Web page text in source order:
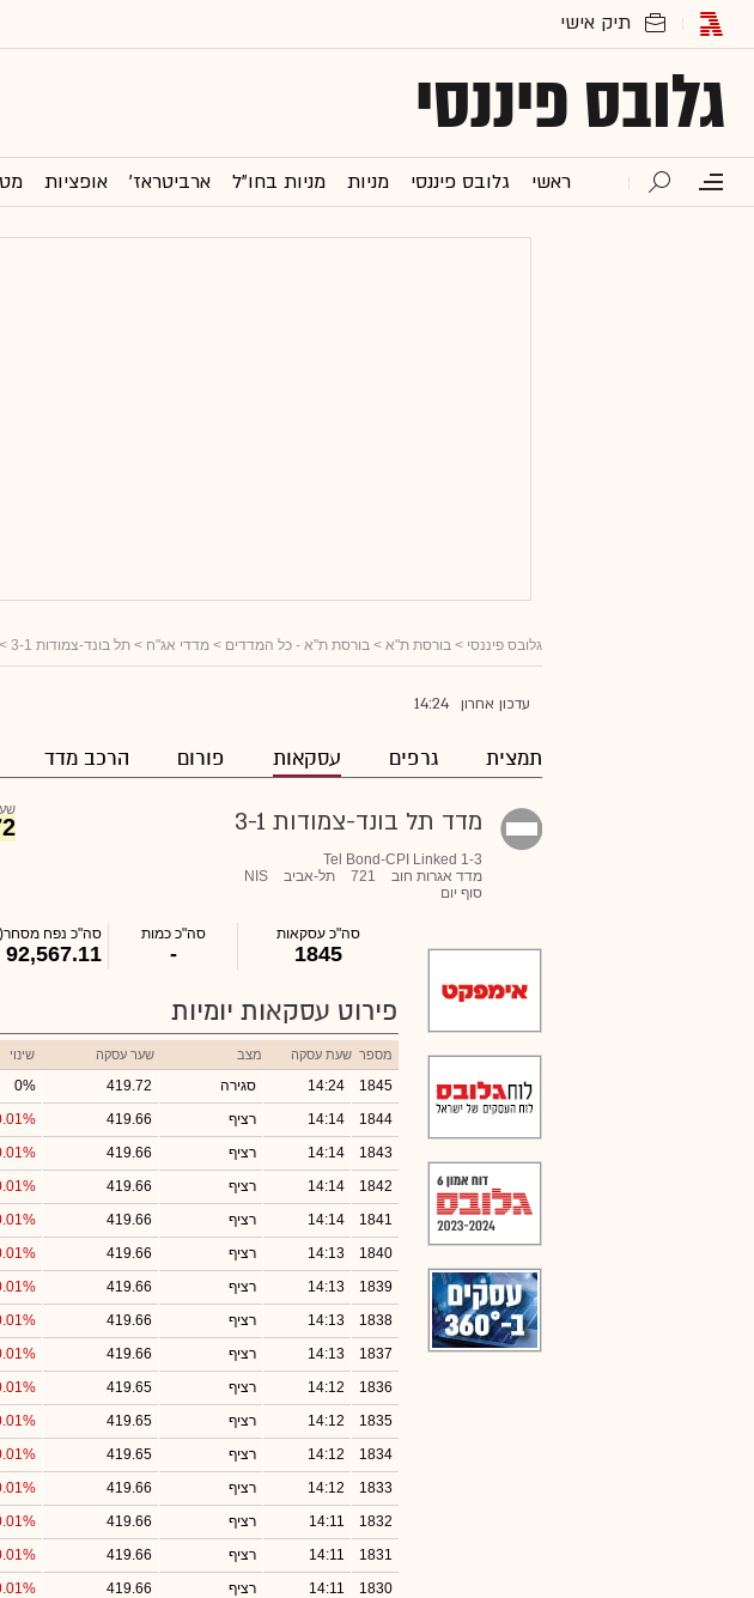
גלובס פיננסי
ראשי גלובס פיננסי מניות מניות בחו"ל ארביטראז' אופציות
גלובס פיננסי > בורסת ת"א > בורסת ת"א - כל המדדים > מדדי אג"ח > תל בונד-צמודות 3-1
עדכון אחרון 14:24
תמצית גרפים עסקאות פורום הרכב מדד
מדד תל בונד-צמודות 3-1
Tel Bond-CPI Linked 1-3
מדד אגרות חוב
721 תל-אביב
NIS
סוף יום
סה"כ עסקאות
1845
סה"כ כמות
-
סה"כ נפח מסחר
92,567.11
פירוט עסקאות יומיות
מספר שעת עסקה מצב שער עסקה שינוי
1845
14:24 סגירה 419.72
0%
1844
14:14 רציף 419.66
1843
14:14 רציף 419.66
1842
14:14 רציף 419.66
1841
14:14 רציף 419.66
1840
14:13 רציף 419.66
1839
14:13 רציף 419.66
1838
14:13 רציף 419.66
1837
14:13 רציף 419.66
1836
14:12 רציף 419.65
1835
14:12 רציף 419.65
1834
14:12 רציף 419.65
1833
14:12 רציף 419.66
1832
14:11 רציף 419.66
1831
14:11 רציף 419.66
1830
14:11 רציף 419.66